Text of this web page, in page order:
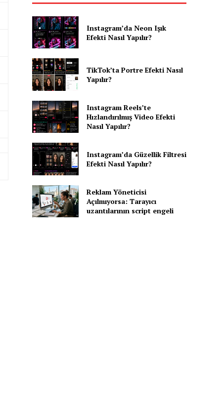
Instagram’da Neon Işık
Efekti Nasıl Yapılır?
TikTok’ta Portre Efekti Nasıl
Yapılır?
Instagram Reels’te
Hızlandırılmış Video Efekti
Nasıl Yapılır?
Instagram’da Güzellik Filtresi
Efekti Nasıl Yapılır?
Reklam Yöneticisi
Açılmıyorsa: Tarayıcı
uzantılarının script engeli